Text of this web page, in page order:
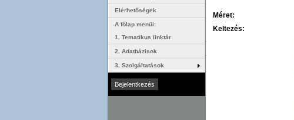
Méret:
Keltezés:
Elérhetőségek
A főlap menüi:
1. Tematikus linktár
2. Adatbázisok
3. Szolgáltatások